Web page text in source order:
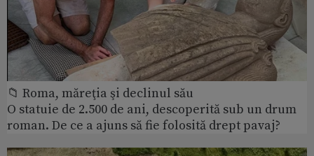
📁 Roma, măreţia şi declinul său
O statuie de 2.500 de ani, descoperită sub un drum
roman. De ce a ajuns să fie folosită drept pavaj?